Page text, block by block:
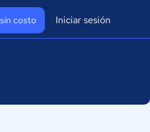
costo Iniciar sesión